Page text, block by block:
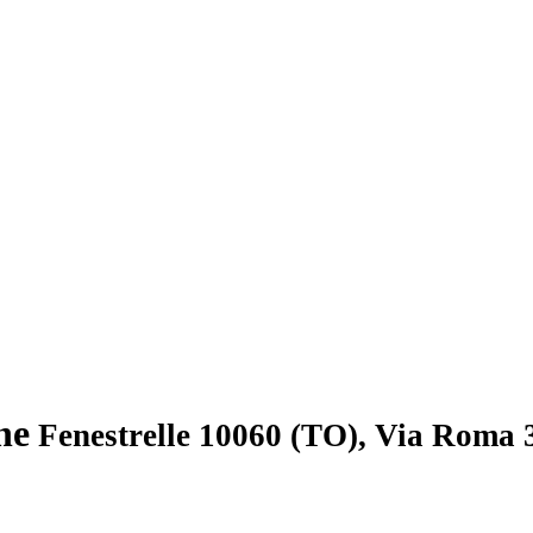
Fenestrelle 10060 (TO), Via Roma